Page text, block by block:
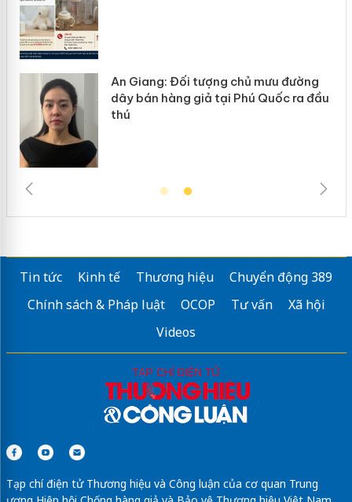
Cà Mau: Tiêu hủy công khai hàng
ngàn sản phẩm nhập lậu, bảo vệ môi
trường kinh doanh
Tin tức Kinh tế Thương hiệu
Chuyển động 389
Chính sách & Pháp luật
OCOP Tư vấn
Xã hội
Videos
Tạp chí điện tử Thương hiệu và Công luận của cơ quan Trung